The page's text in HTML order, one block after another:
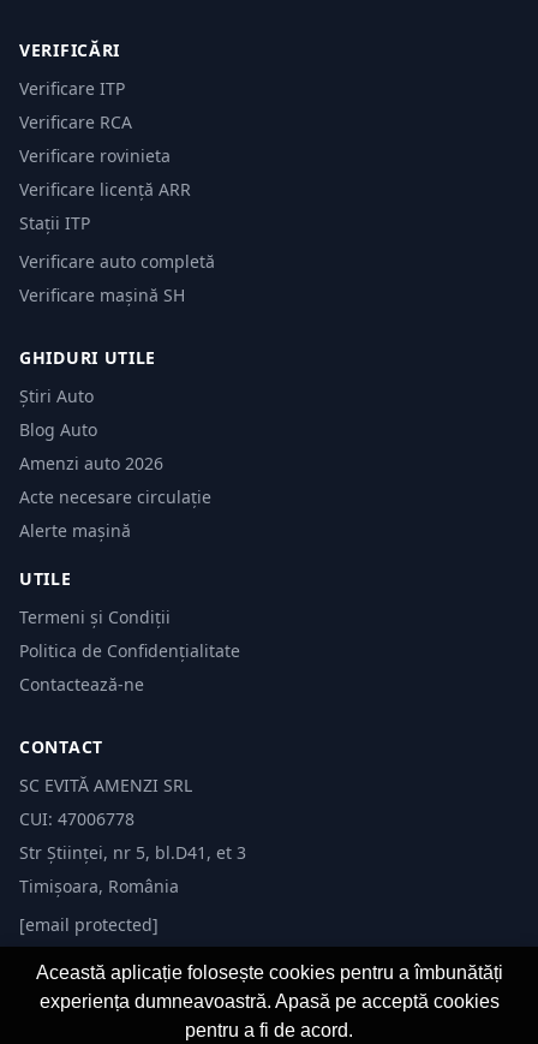
VERIFICĂRI
Verificare ITP
Verificare RCA
Verificare rovinieta
Verificare licență ARR
Stații ITP
Verificare auto completă
Verificare mașină SH
GHIDURI UTILE
Știri Auto
Blog Auto
Amenzi auto 2026
Acte necesare circulație
Alerte mașină
UTILE
Termeni și Condiții
Politica de Confidențialitate
Contactează-ne
CONTACT
SC EVITĂ AMENZI SRL
CUI: 47006778
Str Științei, nr 5, bl.D41, et 3
Timișoara, România
[email protected]
Această aplicație folosește cookies pentru a îmbunătăți
experiența dumneavoastră. Apasă pe acceptă cookies
pentru a fi de acord.